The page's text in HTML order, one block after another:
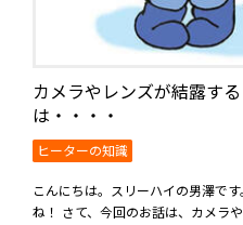
カメラやレンズが結露す
は・・・・
ヒーターの知識
こんにちは。スリーハイの男澤で
ね！ さて、今回のお話は、カメラ